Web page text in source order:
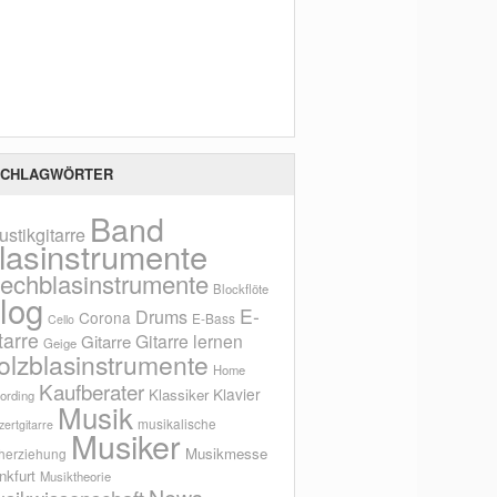
Band
Blockflöte
Cello Corona Drums E-Bass E-
Geige Gitarre Gitarre lernen
Home
Kaufberater Klassiker Klavier
Musik musikalische
Musiker Musikmesse
Musiktheorie